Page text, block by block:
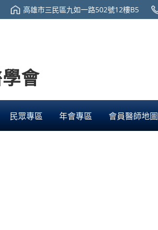
高雄市三民區九如一路502號12樓B5
民眾專區 年會專區 會員醫師地圖